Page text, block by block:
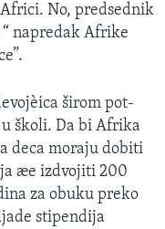
No, predsednik
napredak Afrike
širom pot-
školi. Da bi Afrika
deca moraju dobiti
æe izdvojiti 200
za obuku preko
stipendija